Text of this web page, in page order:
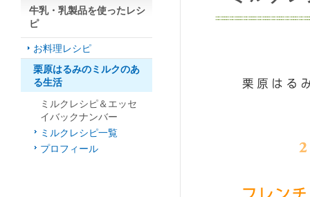
牛乳・乳製品を使ったレシ
ピ
お料理レシピ
栗原はるみのミルクのあ
る生活
ミルクレシピ＆エッセ
イバックナンバー
ミルクレシピ一覧
プロフィール